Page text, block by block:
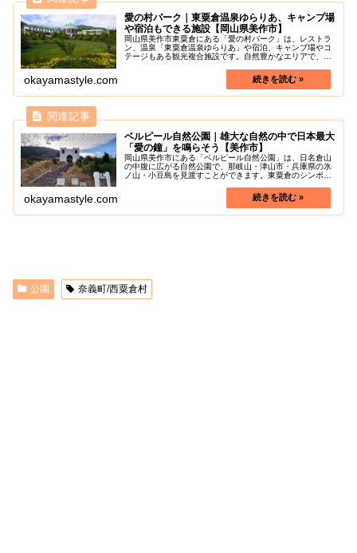
愛の村パーク｜東粟倉温泉ゆらりあ、キャンプ場
や宿泊もできる施設【岡山県美作市】
岡山県美作市東粟倉にある「愛の村パーク」は、レストラ
ン、温泉「東粟倉温泉ゆらりあ」や宿泊、キャンブ場やコ
テージもある観光複合施設です。自然豊かなエリアで、
を備えた宿泊施設のほか、キャンブ場...
okayamastyle.com
ベルピール自然公園｜雄大な自然の中で日本最大
「愛の鐘」を鳴らそう【美作市】
岡山県美作市にある「ベルピール自然公園」は、日名倉山
の中腹に広がる自然公園で、那岐山・津山市・兵庫県の氷
ノ山・小豆島を見渡すことができます。東粟倉のシンボル
在感を放っています。日名倉山茅場...
okayamastyle.com
公園 奈義町/西粟倉村